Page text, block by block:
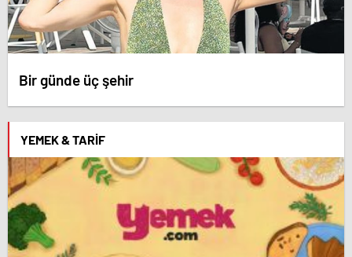
Bir günde üç şehir
YEMEK & TARIF